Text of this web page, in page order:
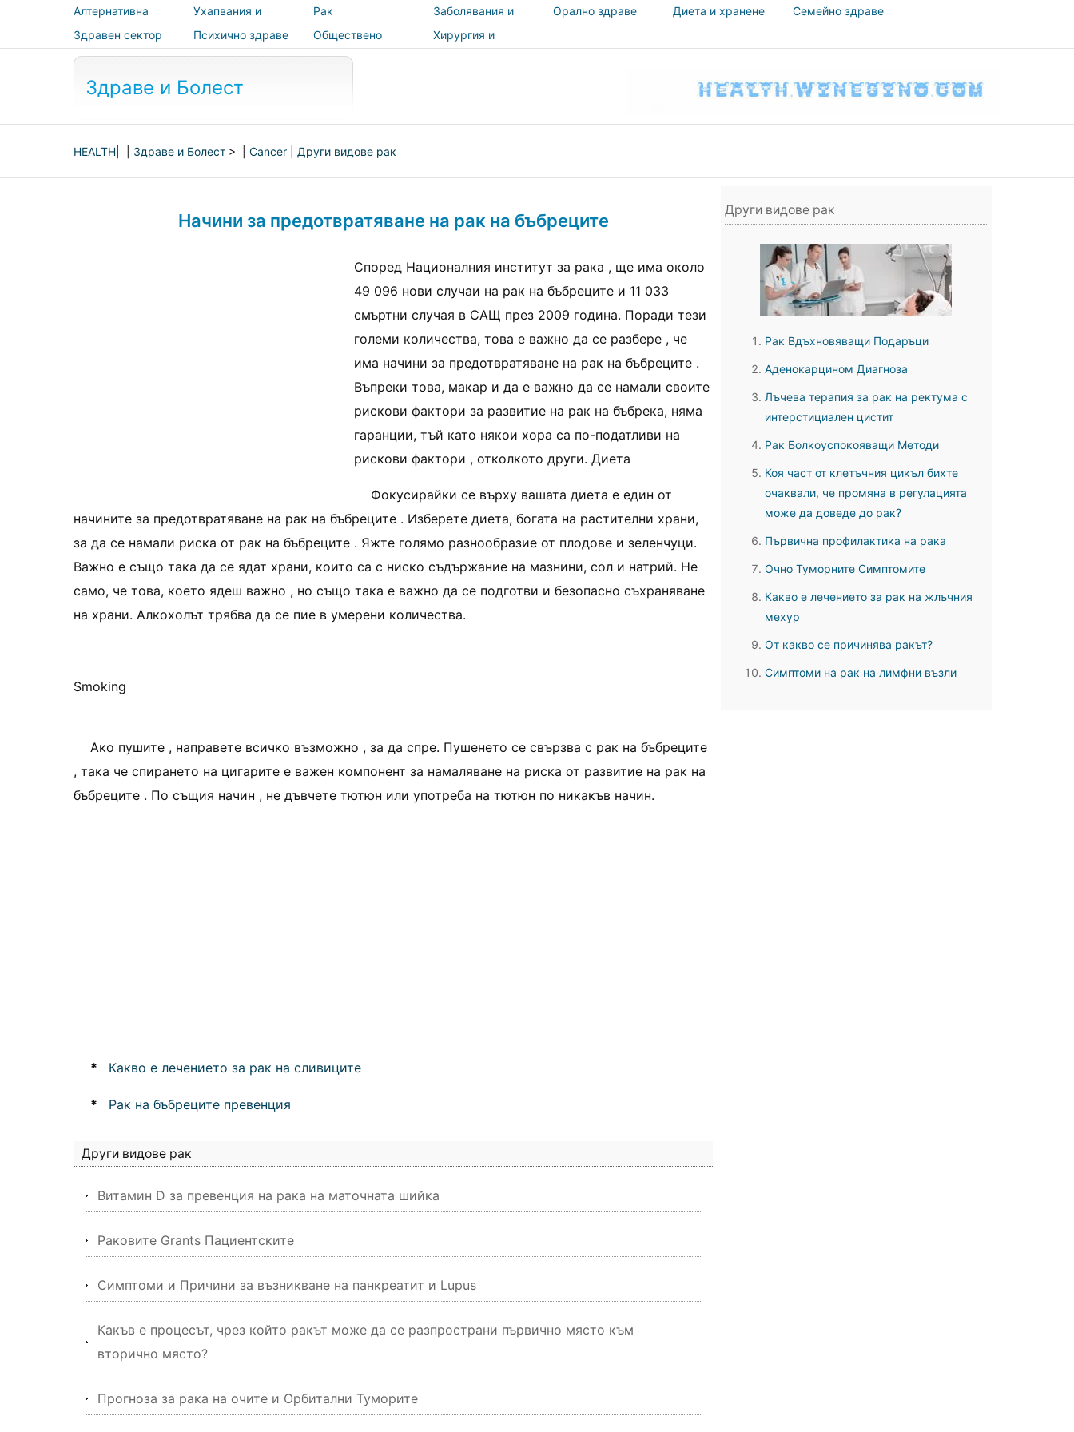
Алтернативна
медицина
Ухапвания и
ужилвания
Рак
Заболявания и
лечения
Орално здраве Диета и хранене
Семейно здраве
Здравен сектор
Психично здраве
Обществено
здраве и
Хирургия и
Здраве и Болест
HEALTH Здраве и Болест > | Cancer Други видове рак
Начини за предотвратяване на рак на бъбреците
Според Националния институт за рака , ще има около
49 096 нови случаи на рак на бъбреците и 11 033
смъртни случая в САЩ през 2009 година. Поради тези
големи количества, това е важно да се разбере , че
има начини за предотвратяване на рак на бъбреците .
Въпреки това, макар и да е важно да се намали своите
рискови фактори за развитие на рак на бъбрека, няма
гаранции, тъй като някои хора са по-податливи на
рискови фактори , отколкото други. Диета
Фокусирайки се върху вашата диета е един от
начините за предотвратяване на рак на бъбреците . Изберете диета, богата на растителни храни,
за да се намали риска от рак на бъбреците . Яжте голямо разнообразие от плодове и зеленчуци.
Важно е също така да се ядат храни, които са с ниско съдържание на мазнини, сол и натрий. Не
само, че това, което ядеш важно , но също така е важно да се подготви и безопасно съхраняване
на храни. Алкохолът трябва да се пие в умерени количества.
Smoking
Ако пушите , направете всичко възможно , за да спре. Пушенето се свързва с рак на бъбреците
, така че спирането на цигарите е важен компонент за намаляване на риска от развитие на рак на
бъбреците . По същия начин , не дъвчете тютюн или употреба на тютюн по никакъв начин.
* Какво е лечението за рак на сливиците
* Рак на бъбреците превенция
Други видове рак
Витамин D за превенция на рака на маточната шийка
Раковите Grants Пациентските
Симптоми и Причини за възникване на панкреатит и Lupus
Какъв е процесът, чрез който ракът може да се разпространи първично място към
вторично място?
Прогноза за рака на очите и Орбитални Туморите
Други видове рак
Рак Вдъхновяващи Подаръци
Аденокарцином Диагноза
Лъчева терапия за рак на ректума с
интерстициален цистит
Рак Болкоуспокояващи Методи
Коя част от клетъчния цикъл бихте
очаквали, че промяна в регулацията
може да доведе до рак?
Първична профилактика на рака
Очно Туморните Симптомите
Какво е лечението за рак на жлъчния
мехур
От какво се причинява ракът?
Симптоми на рак на лимфни възли